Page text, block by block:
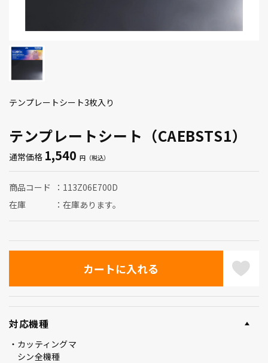
テンプレートシート（CAEBSTS1）
テンプレートシート3枚入り
通常価格 1,540
商品コード
113Z06E700D
在庫
在庫あります。
対応機種
カッティングマ
シン全機種